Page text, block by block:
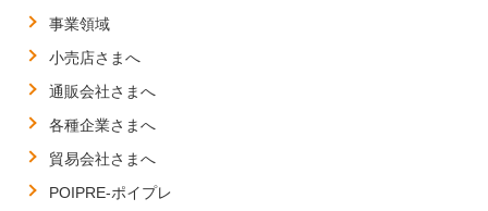
事業領域
小売店さまへ
通販会社さまへ
各種企業さまへ
貿易会社さまへ
POIPRE-ポイプレ